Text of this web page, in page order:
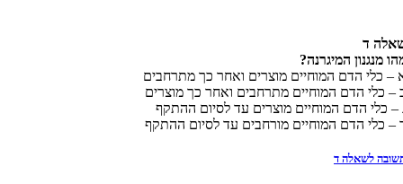
ד
מנגנון המיגרנה?
– כלי הדם המוחיים מוצרים ואחר כך מתרחבים
– כלי הדם המוחיים מתרחבים ואחר כך מוצרים
– כלי הדם המוחיים מוצרים עד לסיום ההתקף
– כלי הדם המוחיים מורחבים עד לסיום ההתקף
לשאלה ד